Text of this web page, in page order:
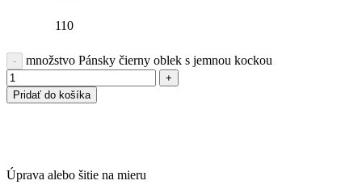
110
množstvo Pánsky čierny oblek s jemnou kockou
Pridať do košíka
Úprava alebo šitie na mieru